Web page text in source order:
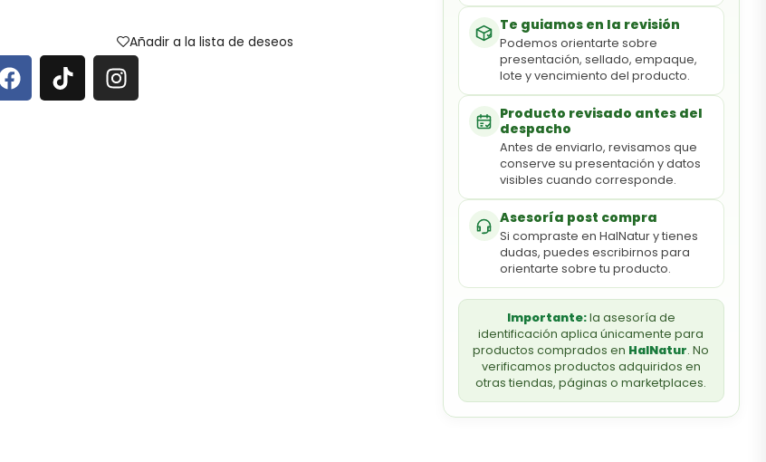
Añadir a la lista de deseos
Te guiamos en la revisión
Podemos orientarte sobre
presentación, sellado, empaque,
lote y vencimiento del producto.
Producto revisado antes del
despacho
Antes de enviarlo, revisamos que
conserve su presentación y datos
visibles cuando corresponde.
Asesoría post compra
Si compraste en HalNatur y tienes
dudas, puedes escribirnos para
orientarte sobre tu producto.
Importante:la asesoría de
identificación aplica únicamente para
productos comprados en HalNatur. No
verificamos productos adquiridos en
otras tiendas, páginas o marketplaces.